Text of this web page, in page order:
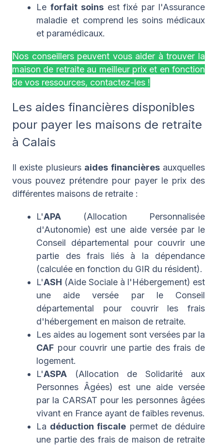
Le forfait soinsest fixé par l'Assurance
maladie et comprend les soins médicaux
et paramédicaux.
Nos conseillers peuvent vous aider à trouver la
maison de retraite au meilleur prix et en fonction
de vos ressources, contactez-les !
Les aides financières disponibles
pour payer les maisons de retraite
à Calais
Il existe plusieurs aides financièresauxquelles
vous pouvez prétendre pour payer le prix des
différentes maisons de retraite :
L'APA (Allocation Personnalisée
d'Autonomie) est une aide versée par le
Conseil départemental pour couvrir une
partie des frais liés à la dépendance
(calculée en fonction du GIR du résident).
L'ASH (Aide Sociale à l'Hébergement) est
une aide versée par le Conseil
départemental pour couvrir les frais
d'hébergement en maison de retraite.
Les aides au logement sont versées par la
CAF pour couvrir une partie des frais de
logement.
L'ASPA (Allocation de Solidarité aux
Personnes Âgées) est une aide versée
par la CARSAT pour les personnes âgées
vivant en France ayant de faibles revenus.
La déduction fiscale permet de déduire
une partie des frais de maison de retraite